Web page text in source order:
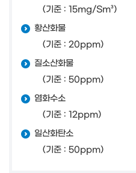
(기준 : 15mg/Sm³)
황산화물
(기준 : 20ppm)
질소산화물
(기준 : 50ppm)
염화수소
(기준 : 12ppm)
일산화탄소
(기준 : 50ppm)